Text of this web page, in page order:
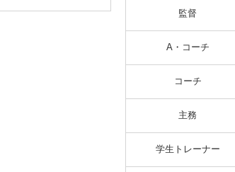
監督
A・コーチ
コーチ
主務
学生トレーナー